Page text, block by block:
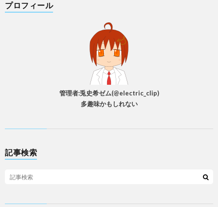
プロフィール
管理者:兎史希ゼム(@electric_clip)
多趣味かもしれない
記事検索